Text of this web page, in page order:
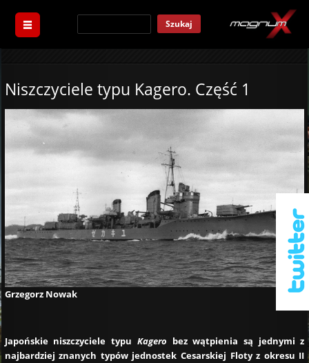
Szukaj
Niszczyciele typu Kagero. Część 1
Grzegorz Nowak
Japońskie niszczyciele typu Kagero bez wątpienia są jednymi z
najbardziej znanych typów jednostek Cesarskiej Floty z okresu II